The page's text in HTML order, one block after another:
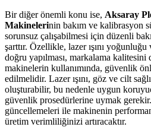
Bir diğer önemli konu ise, Aksaray
Makinelerinin bakım ve kalibrasyon
sorunsuz çalışabilmesi için düzenli
şarttır. Özellikle, lazer ışını yoğunluğu
doğru yapılması, markalama
makinelerin kullanımında, güvenlik
edilmelidir. Lazer ışını, göz ve cilt
oluşturabilir, bu nedenle uygun
güvenlik prosedürlerine uymak gerekir.
güncellemeleri ile makinenin
üretim verimliliğinizi artıracaktır.